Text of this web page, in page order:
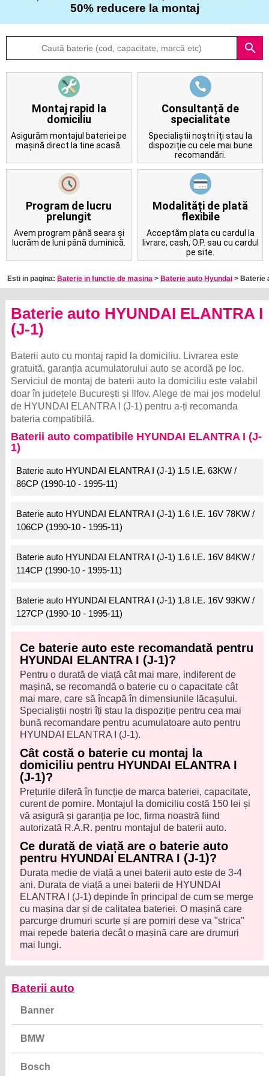
Despre
frecvente
Contact
50% reducere la montaj
search
Montaj rapid la
domiciliu
Asigurăm montajul bateriei pe
mașină direct la tine acasă.
Consultanță de
specialitate
Specialiștii noștri îți stau la
dispoziție cu cele mai bune
recomandări.
Program de lucru
prelungit
Avem program până seara și
lucrăm de luni până duminică.
Modalități de plată
flexibile
Acceptăm plata cu cardul la
livrare, cash, O.P. sau cu cardul
pe site.
Esti in pagina: Baterie in functie de masina Baterie auto Hyundai > Baterie
Baterie auto HYUNDAI ELANTRA I
(J-1)
Baterii auto cu montaj rapid la domiciliu. Livrarea este
gratuită, garanția acumulatorului auto se acordă pe loc.
Serviciul de montaj de baterii auto la domiciliu este valabil
doar în județele București și Ilfov. Alege de mai jos modelul
de HYUNDAI ELANTRA I (J-1) pentru a-ți recomanda
bateria compatibilă.
Baterii auto compatibile HYUNDAI ELANTRA I (J-
1)
Baterie auto HYUNDAI ELANTRA I (J-1) 1.5 I.E. 63KW /
86CP (1990-10 - 1995-11)
Baterie auto HYUNDAI ELANTRA I (J-1) 1.6 I.E. 16V 78KW /
106CP (1990-10 - 1995-11)
Baterie auto HYUNDAI ELANTRA I (J-1) 1.6 I.E. 16V 84KW /
114CP (1990-10 - 1995-11)
Baterie auto HYUNDAI ELANTRA I (J-1) 1.8 I.E. 16V 93KW /
127CP (1990-10 - 1995-11)
Ce baterie auto este recomandată pentru
HYUNDAI ELANTRA I (J-1)?
Pentru o durată de viață cât mai mare, indiferent de
mașină, se recomandă o baterie cu o capacitate cât
mai mare, care să încapă în dimensiunile lăcașului.
Specialiștii noștri îți stau la dispoziție pentru cea mai
bună recomandare pentru acumulatoare auto pentru
HYUNDAI ELANTRA I (J-1).
Cât costă o baterie cu montaj la
domiciliu pentru HYUNDAI ELANTRA I
(J-1)?
Prețurile diferă în funcție de marca bateriei, capacitate,
curent de pornire. Montajul la domiciliu costă 150 lei și
vă asigură și garanția pe loc, firma noastră fiind
autorizată R.A.R. pentru montajul de baterii auto.
Ce durată de viață are o baterie auto
pentru HYUNDAI ELANTRA I (J-1)?
Durata medie de viață a unei baterii auto este de 3-4
ani. Durata de viață a unei baterii de HYUNDAI
ELANTRA I (J-1) depinde în principal de cum se merge
cu mașina dar și de calitatea bateriei. O mașină care
parcurge drumuri scurte și are porniri dese va "strica"
mai repede bateria decât o mașină care are drumuri
mai lungi.
Baterii auto
Banner
BMW
Bosch